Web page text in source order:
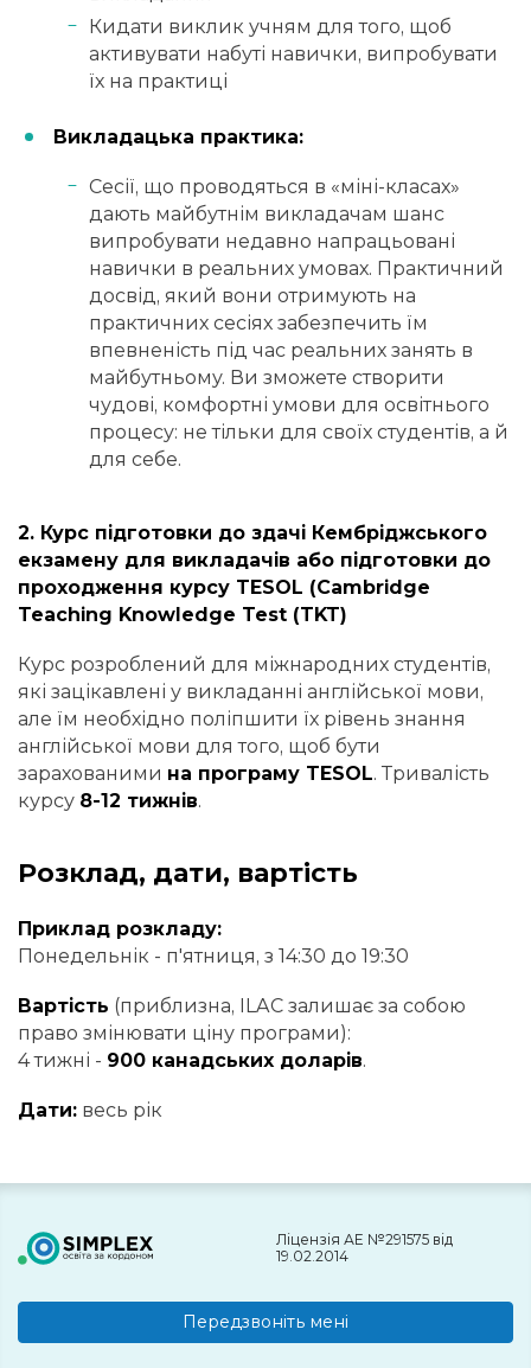
Кидати виклик учням для того, щоб
активувати набуті навички, випробувати
їх на практиці
Викладацька практика:
Сесії, що проводяться в «міні-класах»
дають майбутнім викладачам шанс
випробувати недавно напрацьовані
навички в реальних умовах. Практичний
досвід, який вони отримують на
практичних сесіях забезпечить їм
впевненість під час реальних занять в
майбутньому. Ви зможете створити
чудові, комфортні умови для освітнього
процесу: не тільки для своїх студентів, а й
для себе.
2. Курс підготовки до здачі Кембріджського
екзамену для викладачів або підготовки до
проходження курсу TESOL (Cambridge
Teaching Knowledge Test (TKT)
Курс розроблений для міжнародних студентів,
які зацікавлені у викладанні англійської мови,
але їм необхідно поліпшити їх рівень знання
англійської мови для того, щоб бути
зарахованими на програму TESOL. Тривалість
курсу 8-12 тижнів.
Розклад, дати, вартість
Приклад розкладу:
Понедельнік - п'ятниця, з 14:30 до 19:30
Вартість (приблизна, ILAC залишає за собою
право змінювати ціну програми):
4 тижні - 900 канадських доларів.
Дати: весь рік
Ліцензія АЕ №291575 від
19.02.2014
Передзвоніть мені